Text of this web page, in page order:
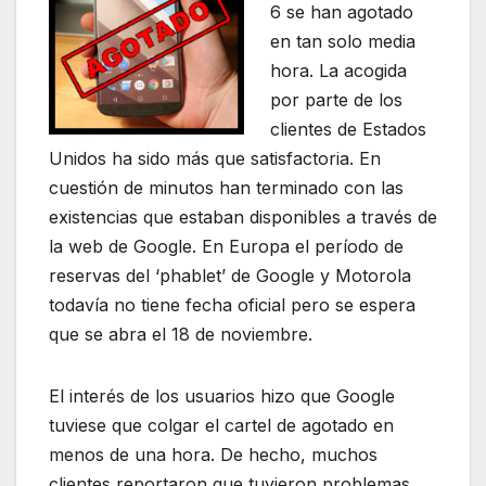
6 se han agotado
en tan solo media
hora. La acogida
por parte de los
clientes de Estados
Unidos ha sido más que satisfactoria. En
cuestión de minutos han terminado con las
existencias que estaban disponibles a través de
la web de Google. En Europa el período de
reservas del ‘phablet’ de Google y Motorola
todavía no tiene fecha oficial pero se espera
que se abra el 18 de noviembre.
El interés de los usuarios hizo que Google
tuviese que colgar el cartel de agotado en
menos de una hora. De hecho, muchos